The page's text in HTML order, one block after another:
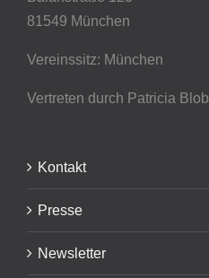
81549 München
Vereinssitz: München
Vertreten durch Patricia Blob
Kontakt
Presse
Newsletter